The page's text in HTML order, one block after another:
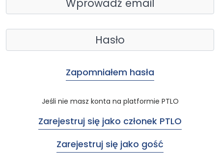
Zapomniałem hasła
Jeśli nie masz konta na platformie PTLO
Zarejestruj się jako członek PTLO
Zarejestruj się jako gość